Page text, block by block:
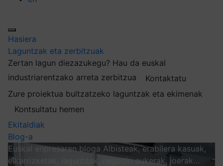
Hasiera
Laguntzak eta zerbitzuak
Zertan lagun diezazukegu? Hau da euskal
industriarentzako arreta zerbitzua
Kontaktatu
Zure proiektua bultzatzeko laguntzak eta ekimenak
Kontsultatu hemen
Ekitaldiak
Blog-a
Euskal enpresaren bloga Albisteak, erabilera kasuak,
elkarrizketak, laguntzak, negozio aukerak, joerak…